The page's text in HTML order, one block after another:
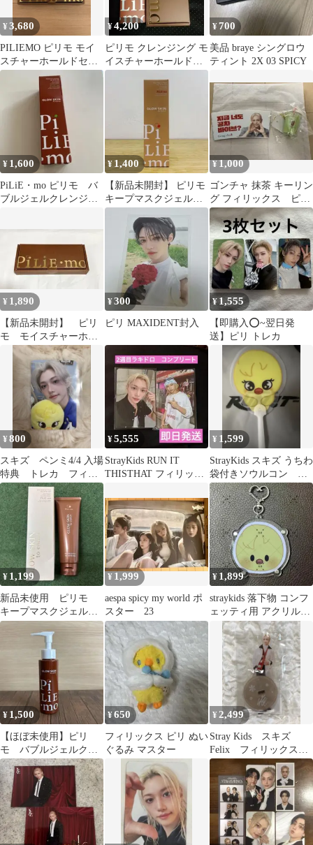
¥3,680
PILIEMO ピリモ モイ
スチャーホールドセラ
ム 美容液 28包 2箱セ
¥4,200
ピリモ クレンジング モ
イスチャーホールドセ
ラム 美容液
¥700
美品 braye シングロウ
ティント 2X 03 SPICY
¥ 1,600
PiLiE・mo ピリモ バ
ブルジェルクレンジン
¥ 1,400
【新品未開封】 ピリモ
キープマスクジェルウ
ォッシュ 洗顔料 130g
¥1,000
ゴンチャ 抹茶 キーリン
グ フィリックス ピ
リ カップホルダー
¥ 1,890
【新品未開封】 ピリ
モ モイスチャーホー
ルドセラム 1箱
¥300
ピリ MAXIDENT封入
¥ 1,555
【即購入⭕️~翌日発
送】ピリ トレカ
¥800
スキズ ペンミ4/4 入場
特典 トレカ フィリ
ックス ピリ
¥5,555
StrayKids RUN IT
THISTHAT フィリック
¥ 1,599
StrayKids スキズ うちわ
袋付きソウルコン 入
場特典 ピリ
¥ 1,199
新品未使用 ピリモ
キープマスクジェルウ
ォッシュ 洗顔料
130g ⑦⑤
¥ 1,999
aespa spicy my world ポ
スター 23
¥ 1,899
straykids 落下物 コンフ
ェッティ用 アクリルキ
ーホルダー ポガリ ピリ
¥ 1,500
【ほぼ未使用】ピリ
モ バブルジェルクレ
ンジング 90g
¥650
フィリックス ピリ ぬい
ぐるみ マスター
¥ 2,499
Stray Kids スキズ
Felix フィリックス
ピリ アクリルスタン
ド